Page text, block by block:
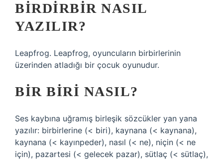
BIRDIRBIR NASIL
YAZILIR?
Leapfrog. Leapfrog, oyuncuların birbirlerinin
üzerinden atladığı bir çocuk oyunudur.
BIR BIRI NASIL?
Ses kaybına uğramış birleşik sözcükler yan yana
yazılır: birbirlerine (< biri), kaynana (< kaynana),
kaynana (< kayınpeder), nasıl (< ne), niçin (< ne
için), pazartesi (< gelecek pazar), sütlaç (< sütlaç),